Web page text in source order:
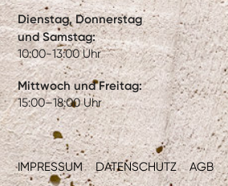
IMPRESSUM DATENSCHUTZ AGB
Dienstag, Donnerstag
und Samstag:
10:00-13:00 Uhr
Mittwoch und Freitag:
15:00–18:00 Uhr